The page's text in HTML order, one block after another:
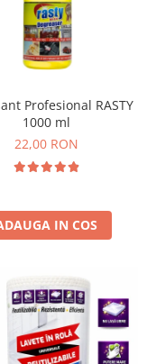
Profesional RASTY
1000 ml
22,00 RON
IN COS